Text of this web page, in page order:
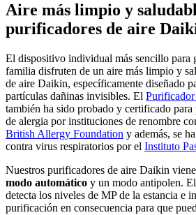
Aire más limpio y
purificadores de aire
El dispositivo individual más sencillo para
familia disfruten de un aire más limpio y
de aire Daikin, específicamente diseñado
partículas dañinas invisibles. El
también ha sido probado y certificado para
de alergia por instituciones de renombre
British Allergy Foundation y además, se
contra virus respiratorios por el Instituto
Nuestros purificadores de aire Daikin
modo automático y un modo antipolen.
detecta los niveles de MP de la estancia e
purificación en consecuencia para que